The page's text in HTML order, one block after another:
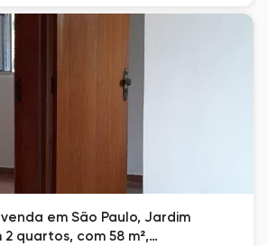
em São Paulo, Jardim
quartos, com 58 m²,